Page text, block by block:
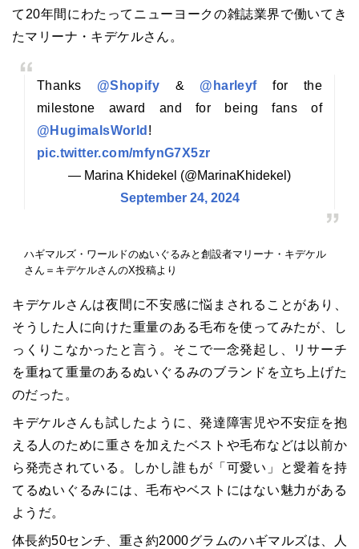
て20年間にわたってニューヨークの雑誌業界で働いてき
たマリーナ・キデケルさん。
Thanks @Shopify & @harleyffor the
milestone award and for being fans of
@HugimalsWorld !
pic.twitter.com/mfynG7X5zr
— Marina Khidekel (@MarinaKhidekel)
September 24, 2024
ハギマルズ・ワールドのぬいぐるみと創設者マリーナ・キデケル
さん＝キデケルさんのX投稿より
キデケルさんは夜間に不安感に悩まされることがあり、
そうした人に向けた重量のある毛布を使ってみたが、し
っくりこなかったと言う。そこで一念発起し、リサーチ
を重ねて重量のあるぬいぐるみのブランドを立ち上げた
のだった。
キデケルさんも試したように、発達障害児や不安症を抱
える人のために重さを加えたベストや毛布などは以前か
ら発売されている。しかし誰もが「可愛い」と愛着を持
てるぬいぐるみには、毛布やベストにはない魅力がある
ようだ。
体長約50センチ、重さ約2000グラムのハギマルズは、人